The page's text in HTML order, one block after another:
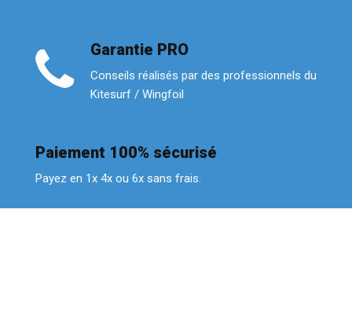
Garantie PRO
Conseils réalisés par des professionnels du
Kitesurf / Wingfoil
Paiement 100% sécurisé
Payez en 1x 4x ou 6x sans frais.